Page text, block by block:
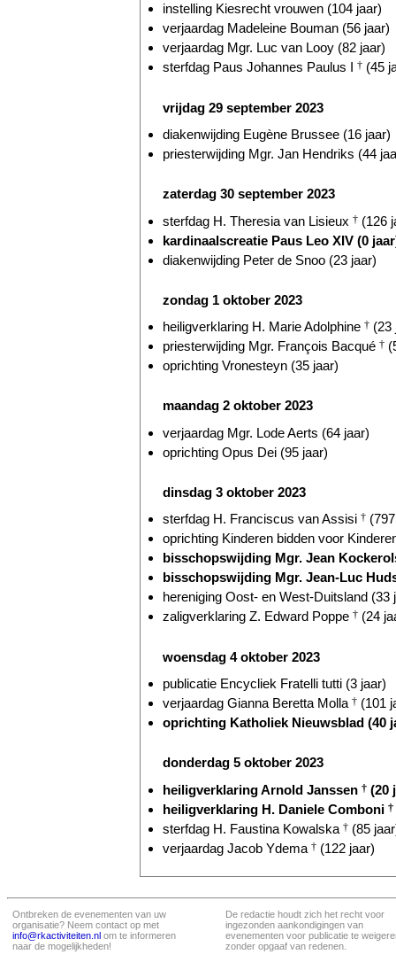
instelling Kiesrecht vrouwen (104 jaar)
verjaardag Madeleine Bouman (56 jaar)
verjaardag Mgr. Luc van Looy (82 jaar)
sterfdag Paus Johannes Paulus I † (45
vrijdag 29 september 2023
diakenwijding Eugène Brussee (16 jaar)
priesterwijding Mgr. Jan Hendriks (44
zaterdag 30 september 2023
sterfdag H. Theresia van Lisieux † (126
kardinaalscreatie Paus Leo XIV (0
diakenwijding Peter de Snoo (23 jaar)
zondag 1 oktober 2023
heiligverklaring H. Marie Adolphine † (23
priesterwijding Mgr. François Bacqué †
oprichting Vronesteyn (35 jaar)
maandag 2 oktober 2023
verjaardag Mgr. Lode Aerts (64 jaar)
oprichting Opus Dei (95 jaar)
dinsdag 3 oktober 2023
sterfdag H. Franciscus van Assisi †
oprichting Kinderen bidden voor
bisschopswijding Mgr. Jean
bisschopswijding Mgr. Jean-Luc
hereniging Oost- en West-Duitsland (33
zaligverklaring Z. Edward Poppe † (24
woensdag 4 oktober 2023
publicatie Encycliek Fratelli tutti (3 jaar)
verjaardag Gianna Beretta Molla † (101
oprichting Katholiek Nieuwsblad (40
donderdag 5 oktober 2023
heiligverklaring Arnold Janssen † (20
heiligverklaring H. Daniele Comboni †
sterfdag H. Faustina Kowalska † (85
verjaardag Jacob Ydema † (122 jaar)
Ontbreken de evenementen van uw
organisatie? Neem contact op met
info@rkactiviteiten.nl om te informeren
naar de mogelijkheden!
De redactie houdt zich het recht voor
ingezonden aankondigingen van
evenementen voor publicatie te
zonder opgaaf van redenen.